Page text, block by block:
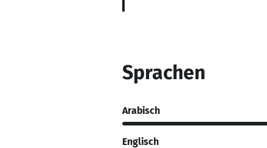
Sprachen
Arabisch
Englisch